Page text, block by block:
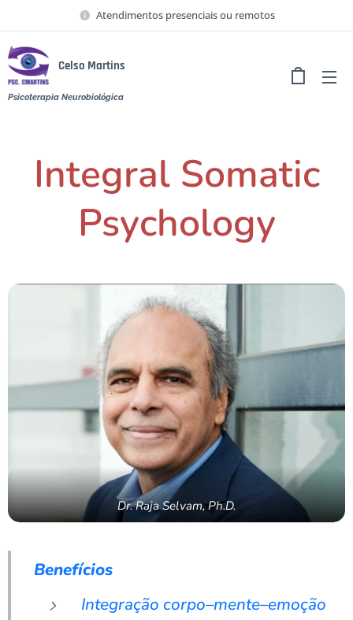
Atendimentos presenciais ou remotos
Celso Martins
Psicoterapia Neurobiológica
Integral Somatic
Psychology
Dr. Raja Selvam, Ph.D.
Benefícios
Integração corpo–mente–emoção